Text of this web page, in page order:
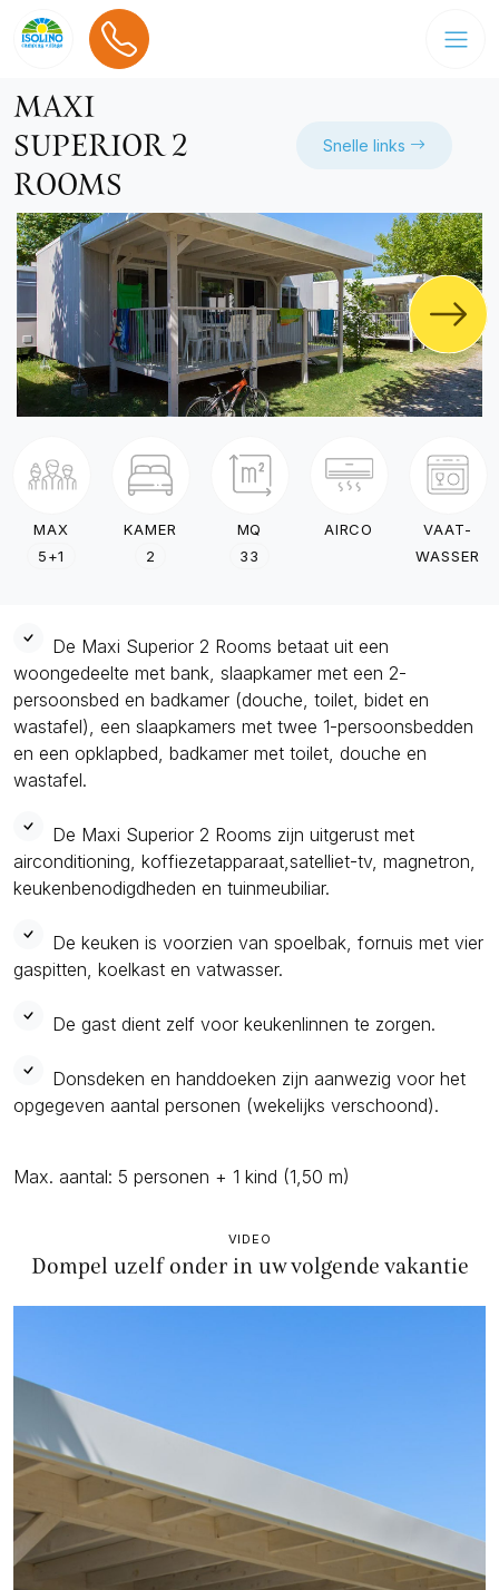
MAXI
SUPERIOR 2
ROOMS
Snelle links
MAX
5+1
KAMER
2
MQ
33
AIRCO
VAAT-
WASSER
De Maxi Superior 2 Rooms betaat uit een
woongedeelte met bank, slaapkamer met een 2-
persoonsbed en badkamer (douche, toilet, bidet en
wastafel), een slaapkamers met twee 1-persoonsbedden
en een opklapbed, badkamer met toilet, douche en
wastafel.
De Maxi Superior 2 Rooms zijn uitgerust met
airconditioning, koffiezetapparaat,satelliet-tv, magnetron,
keukenbenodigdheden en tuinmeubiliar.
De keuken is voorzien van spoelbak, fornuis met vier
gaspitten, koelkast en vatwasser.
De gast dient zelf voor keukenlinnen te zorgen.
Donsdeken en handdoeken zijn aanwezig voor het
opgegeven aantal personen (wekelijks verschoond).
Max. aantal: 5 personen + 1 kind (1,50 m)
VIDEO
Dompel uzelf onder in uw volgende vakantie